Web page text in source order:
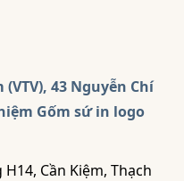
43 Nguyễn Chí
Gốm sứ in logo
Cần Kiệm, Thạch